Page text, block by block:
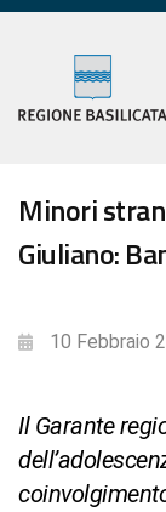
Minori
Giuliano:
10 Febbraio
Il Garante